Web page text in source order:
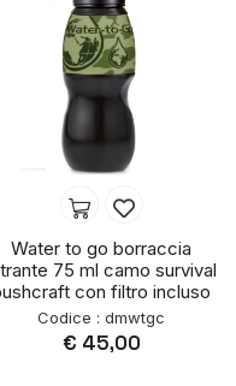
Cosa molto
veramente consigliato
Water to go borraccia
75 ml camo survival
con filtro incluso
Codice : dmwtgc
€ 45,00